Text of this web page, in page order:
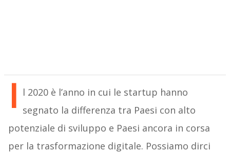
I l 2020 è l’anno in cui le startup hanno
segnato la differenza tra Paesi con alto
potenziale di sviluppo e Paesi ancora in corsa
per la trasformazione digitale. Possiamo dirci